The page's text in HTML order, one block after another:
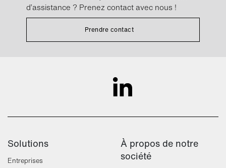
d’assistance ? Prenez contact avec nous !
Prendre contact
Solutions
Entreprises
À propos de notre
société